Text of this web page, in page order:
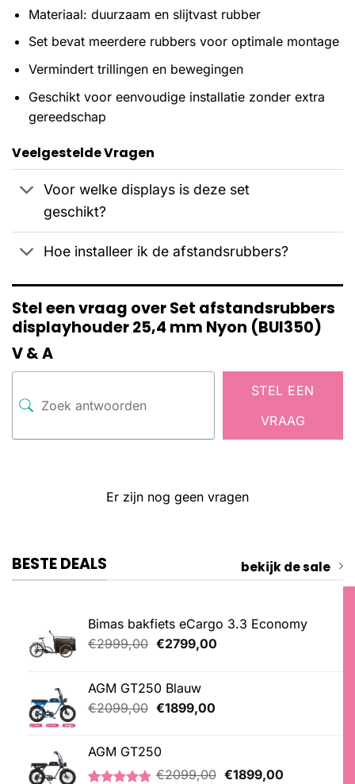
Materiaal: duurzaam en slijtvast rubber
Set bevat meerdere rubbers voor optimale montage
Vermindert trillingen en bewegingen
Geschikt voor eenvoudige installatie zonder extra
gereedschap
Veelgestelde Vragen
Voor welke displays is deze set
geschikt?
Hoe installeer ik de afstandsrubbers?
Stel een vraag over Set afstandsrubbers
displayhouder 25,4 mm Nyon (BUI350)
V & A
STEL EEN
VRAAG
Er zijn nog geen vragen
BESTE DEALS bekijk de sale
Bimas bakfiets eCargo 3.3 Economy
€2999,00 Oorspronkelijke
€2999,00.
€2799,00Huidige
AGM GT250 Blauw
€2099,00 Oorspronkelijke
€2099,00.
€1899,00Huidige
AGM GT250
€2099,00 Oorspronkelijke
€1899,00Huidige